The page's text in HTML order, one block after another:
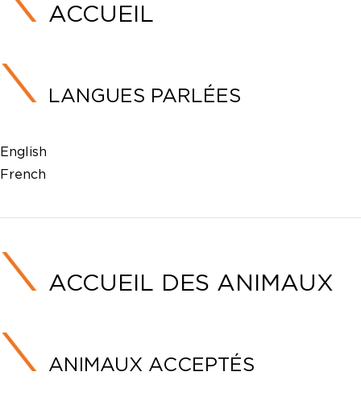
ACCUEIL
LANGUES PARLÉES
English
French
ACCUEIL DES ANIMAUX
ANIMAUX ACCEPTÉS